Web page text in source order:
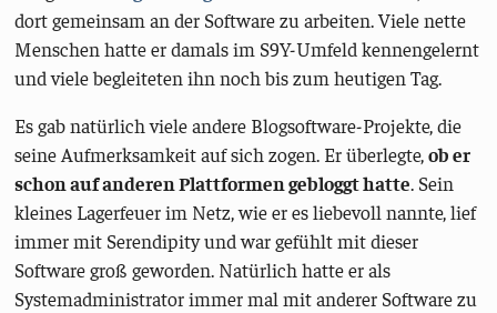
dort gemeinsam an der Software zu arbeiten. Viele nette
Menschen hatte er damals im S9Y-Umfeld kennengelernt
und viele begleiteten ihn noch bis zum heutigen Tag.
Es gab natürlich viele andere Blogsoftware-Projekte, die
seine Aufmerksamkeit auf sich zogen. Er überlegte,ob er
schon auf anderen Plattformen gebloggt hatte. Sein
kleines Lagerfeuer im Netz, wie er es liebevoll nannte, lief
immer mit Serendipity und war gefühlt mit dieser
Software groß geworden. Natürlich hatte er als
Systemadministrator immer mal mit anderer Software zu